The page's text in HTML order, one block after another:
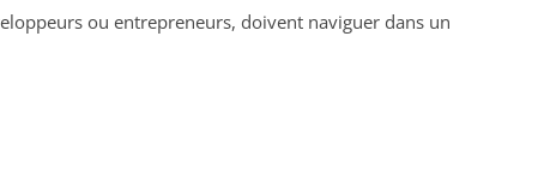
ou entrepreneurs, doivent naviguer dans un